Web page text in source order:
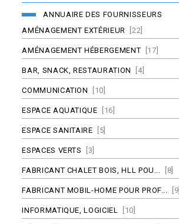
ANNUAIRE DES FOURNISSEURS
AMÉNAGEMENT EXTÉRIEUR [22]
AMÉNAGEMENT HÉBERGEMENT [17]
BAR, SNACK, RESTAURATION [4]
COMMUNICATION [10]
ESPACE AQUATIQUE [16]
ESPACE SANITAIRE [5]
ESPACES VERTS [3]
FABRICANT CHALET BOIS, HLL POU... [8]
FABRICANT MOBIL-HOME POUR PROF... [9]
INFORMATIQUE, LOGICIEL [10]